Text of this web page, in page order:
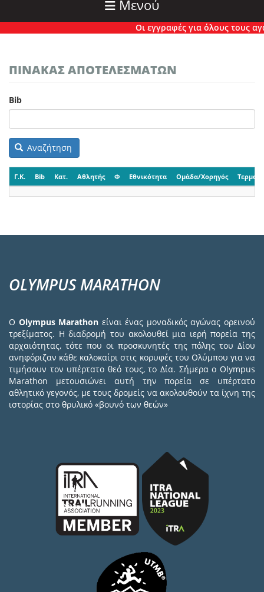
Μενού
Οι εγγραφές για όλους τους
ΠΙΝΑΚΑΣ ΑΠΟΤΕΛΕΣΜΑΤΩΝ
Bib
Αναζήτηση
Γ.Κ. Bib Κατ. Αθλητής Φ Εθνικότητα Ομάδα/Χορηγός
OLYMPUS MARATHON
Ο Olympus Marathon είναι ένας μοναδικός αγώνας ορεινού
τρεξίματος. Η διαδρομή του ακολουθεί μια ιερή πορεία της
αρχαιότητας, τότε που οι προσκυνητές της πόλης του Δίου
ανηφόριζαν κάθε καλοκαίρι στις κορυφές του Ολύμπου για να
τιμήσουν τον υπέρτατο θεό τους, το Δία. Σήμερα ο Olympus
Marathon μετουσιώνει αυτή την πορεία σε υπέρτατο
αθλητικό γεγονός, με τους δρομείς να ακολουθούν τα ίχνη της
ιστορίας στο θρυλικό «βουνό των θεών»